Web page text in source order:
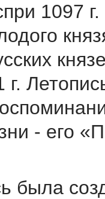
1097 г.
г.
- его
была